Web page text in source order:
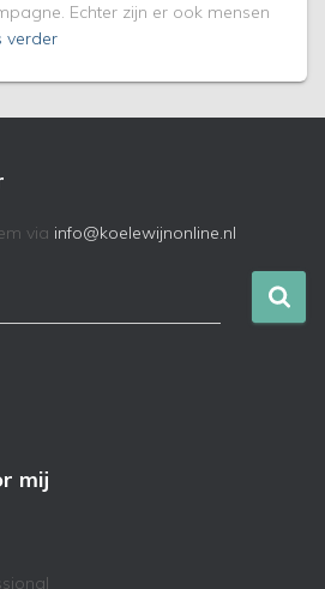
Echter zijn er ook mensen
verder
via info@koelewijnonline.nl
mij